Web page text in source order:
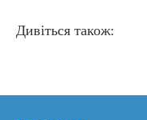
Дивіться також: